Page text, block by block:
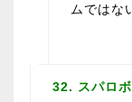
ムではな
32. スパロ